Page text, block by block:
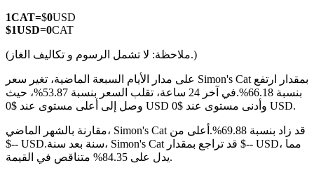
العقود الآجلة USDC
1CAT=$0USD
$1USD=0CAT
(ملاحظة: لا تشمل الرسوم و تكاليف الغاز.)
على مدار الأيام السبعة الماضية، تغير سعر Simon's Cat بمقدار ارتفع
بنسبة 66.18%.
في آخر 24 ساعة، تقلب السعر بنسبة 53.87%، حيث
وصل إلى أعلى مستوى عند $0 USD وأدنى مستوى عند $0 USD.
مقارنة بالشهر الماضي، Simon's Cat قد زاد بنسبة 69.88%.أعلى من
$-- USD.سنة بعد سنة، Simon's Cat قد تراجع بمقدار $-- USD، مما
يدل على 84.35% متناقص في القيمة.